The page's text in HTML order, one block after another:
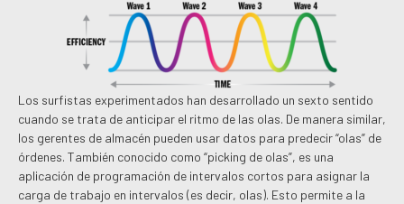
Los surfistas experimentados han desarrollado un sexto sentido
cuando se trata de anticipar el ritmo de las olas. De manera similar,
los gerentes de almacén pueden usar datos para predecir “olas” de
órdenes. También conocido como “picking de olas”, es una
aplicación de programación de intervalos cortos para asignar la
carga de trabajo en intervalos (es decir, olas). Esto permite a la